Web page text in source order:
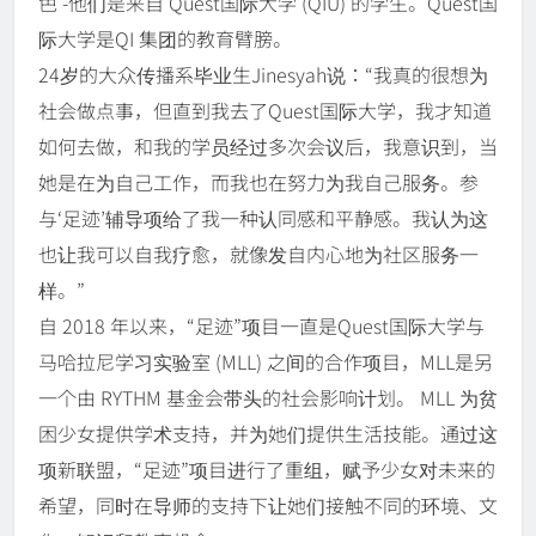
际大学是QI 集团的教育臂膀。
24岁的大众传播系毕业生Jinesyah说：“我真的很想为
社会做点事，但直到我去了Quest国际大学，我才知道
如何去做，和我的学员经过多次会议后，我意识到，当
她是在为自己工作，而我也在努力为我自己服务。参
与‘足迹’辅导项给了我一种认同感和平静感。我认为这
也让我可以自我疗愈，就像发自内心地为社区服务一
样。”
自 2018 年以来，“足迹”项目一直是Quest国际大学与
马哈拉尼学习实验室 (MLL) 之间的合作项目，MLL是另
一个由 RYTHM 基金会带头的社会影响计划。 MLL 为贫
困少女提供学术支持，并为她们提供生活技能。通过这
项新联盟，“足迹”项目进行了重组，赋予少女对未来的
希望，同时在导师的支持下让她们接触不同的环境、文